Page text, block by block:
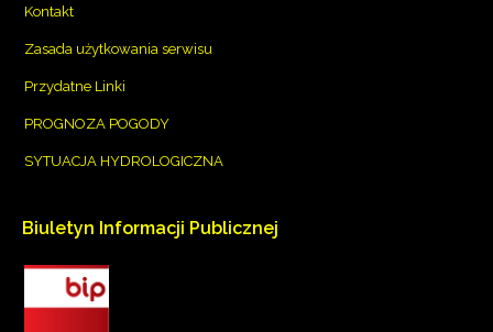
Kontakt
Zasada użytkowania serwisu
Przydatne Linki
PROGNOZA POGODY
SYTUACJA HYDROLOGICZNA
Biuletyn Informacji Publicznej